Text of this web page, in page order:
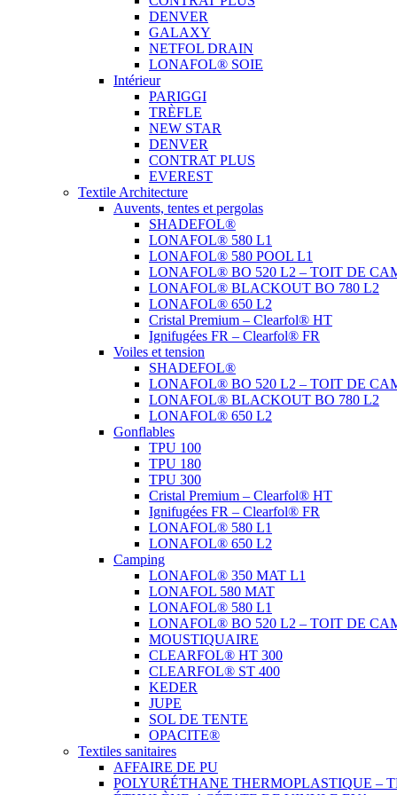
DENVER
GALAXY
NETFOL DRAIN
LONAFOL® SOIE
Intérieur
PARIGGI
TRÈFLE
NEW STAR
DENVER
CONTRAT PLUS
EVEREST
Textile Architecture
Auvents, tentes et pergolas
SHADEFOL®
LONAFOL® 580 L1
LONAFOL® 580 POOL L1
LONAFOL® BO 520 L2 – TOIT DE
LONAFOL® BLACKOUT BO 780 L2
LONAFOL® 650 L2
Cristal Premium – Clearfol® HT
Ignifugées FR – Clearfol® FR
Voiles et tension
SHADEFOL®
LONAFOL® BO 520 L2 – TOIT DE
LONAFOL® BLACKOUT BO 780 L2
LONAFOL® 650 L2
Gonflables
TPU 100
TPU 180
TPU 300
Cristal Premium – Clearfol® HT
Ignifugées FR – Clearfol® FR
LONAFOL® 580 L1
LONAFOL® 650 L2
Camping
LONAFOL® 350 MAT L1
LONAFOL 580 MAT
LONAFOL® 580 L1
LONAFOL® BO 520 L2 – TOIT DE
MOUSTIQUAIRE
CLEARFOL® HT 300
CLEARFOL® ST 400
KEDER
JUPE
SOL DE TENTE
OPACITE®
Textiles sanitaires
AFFAIRE DE PU
POLYURÉTHANE THERMOPLASTIQUE –